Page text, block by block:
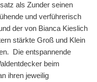
als Zunder seinen
und verführerisch
der von Bianca Kieslich
stärkte Groß und Klein
Die entspannende
beim
ihren jeweilig